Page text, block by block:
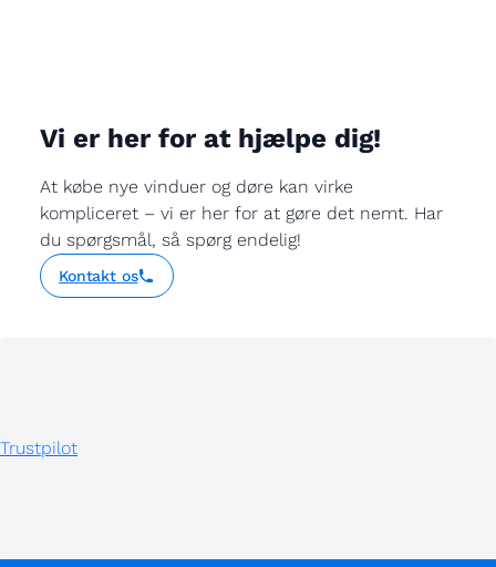
Vi er her for at hjælpe dig!
At købe nye vinduer og døre kan virke
kompliceret – vi er her for at gøre det nemt. Har
du spørgsmål, så spørg endelig!
Kontakt os
Trustpilot